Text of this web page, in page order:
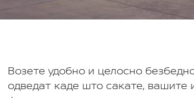
Возете удобно и целоснo
одведат каде што сакате, вашите